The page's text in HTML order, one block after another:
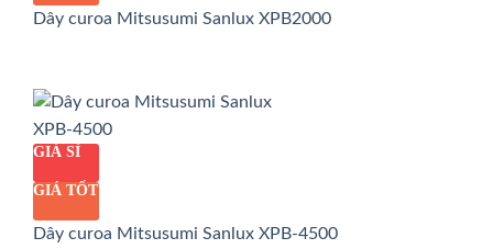
Dây curoa Mitsusumi Sanlux XPB2000
GIÁ SỈ
GIÁ TỐT
Dây curoa Mitsusumi Sanlux XPB-4500